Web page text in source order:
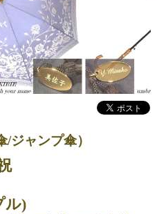
ジャンプ傘）
ル)